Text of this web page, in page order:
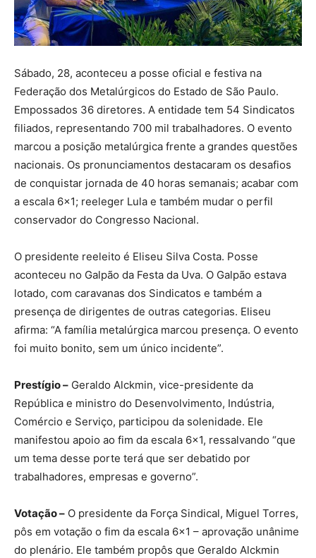
Sábado, 28, aconteceu a posse oficial e festiva na
Federação dos Metalúrgicos do Estado de São Paulo.
Empossados 36 diretores. A entidade tem 54 Sindicatos
filiados, representando 700 mil trabalhadores. O evento
marcou a posição metalúrgica frente a grandes questões
nacionais. Os pronunciamentos destacaram os desafios
de conquistar jornada de 40 horas semanais; acabar com
a escala 6×1; reeleger Lula e também mudar o perfil
conservador do Congresso Nacional.
O presidente reeleito é Eliseu Silva Costa. Posse
aconteceu no Galpão da Festa da Uva. O Galpão estava
lotado, com caravanas dos Sindicatos e também a
presença de dirigentes de outras categorias. Eliseu
afirma: “A família metalúrgica marcou presença. O evento
foi muito bonito, sem um único incidente”.
Prestígio – Geraldo Alckmin, vice-presidente da
República e ministro do Desenvolvimento, Indústria,
Comércio e Serviço, participou da solenidade. Ele
manifestou apoio ao fim da escala 6×1, ressalvando “que
um tema desse porte terá que ser debatido por
trabalhadores, empresas e governo”.
Votação – O presidente da Força Sindical, Miguel Torres,
pôs em votação o fim da escala 6×1 – aprovação unânime
do plenário. Ele também propôs que Geraldo Alckmin